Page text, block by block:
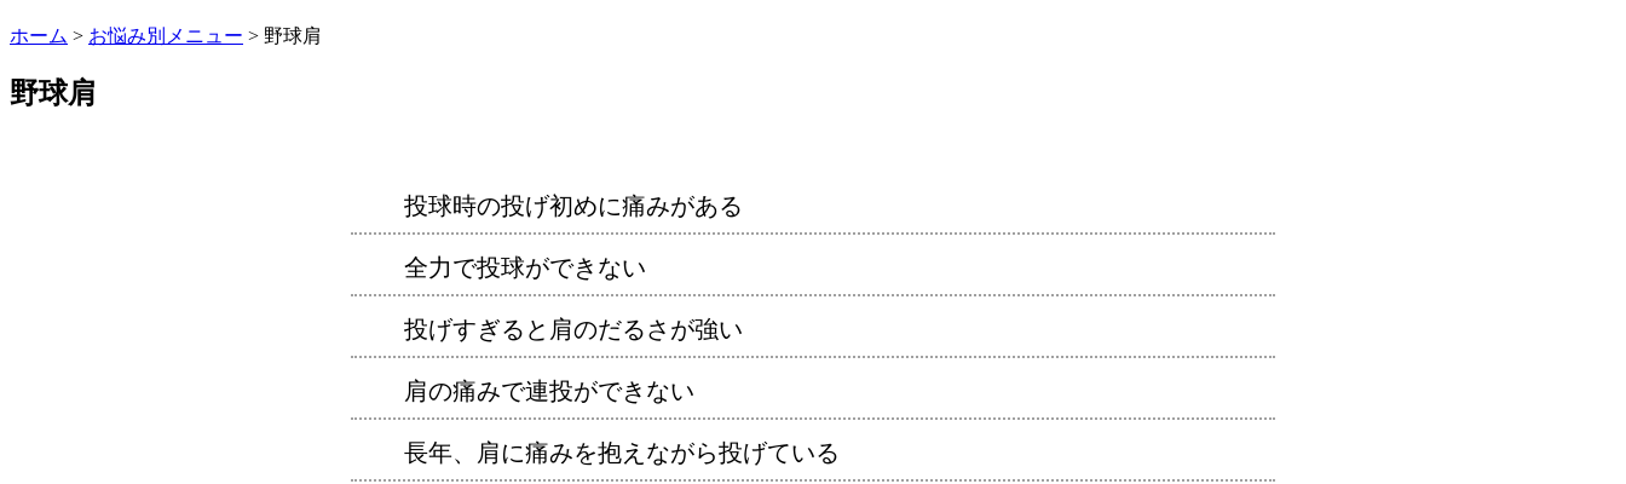
ホーム > お悩み別メニュー > 野球肩
野球肩
投球時の投げ初めに痛みがある
全力で投球ができない
投げすぎると肩のだるさが強い
肩の痛みで連投ができない
長年、肩に痛みを抱えながら投げている